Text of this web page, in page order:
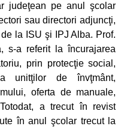
judeţean pe anul şcolar
sau directori adjuncţi,
la ISU şi IPJ Alba. Prof.
s-a referit la încurajarea
prin protecţie social,
unitţilor de învţmânt,
oferta de manuale,
a trecut în revist
în anul şcolar trecut la